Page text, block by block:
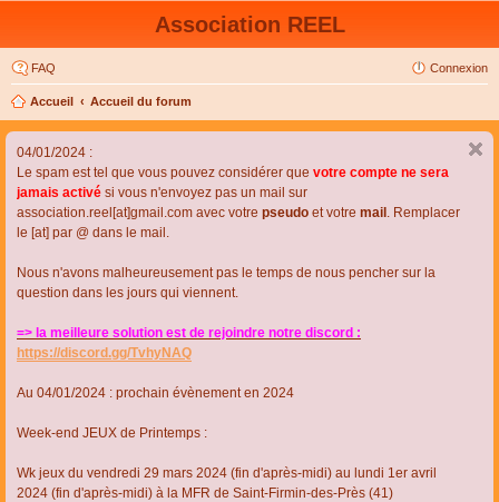
Association REEL
FAQ Connexion
Accueil Accueil du forum
04/01/2024 :
Le spam est tel que vous pouvez considérer que votre compte ne sera
jamais activé si vous n'envoyez pas un mail sur
association.reel[at]gmail.com avec votre pseudo et votre mail . Remplacer
le [at] par @ dans le mail.
Nous n'avons malheureusement pas le temps de nous pencher sur la
question dans les jours qui viennent.
=> la meilleure solution est de rejoindre notre discord :
https://discord.gg/TvhyNAQ
Au 04/01/2024 : prochain évènement en 2024
Week-end JEUX de Printemps :
Wk jeux du vendredi 29 mars 2024 (fin d'après-midi) au lundi 1er avril
2024 (fin d'après-midi) à la MFR de Saint-Firmin-des-Près (41)